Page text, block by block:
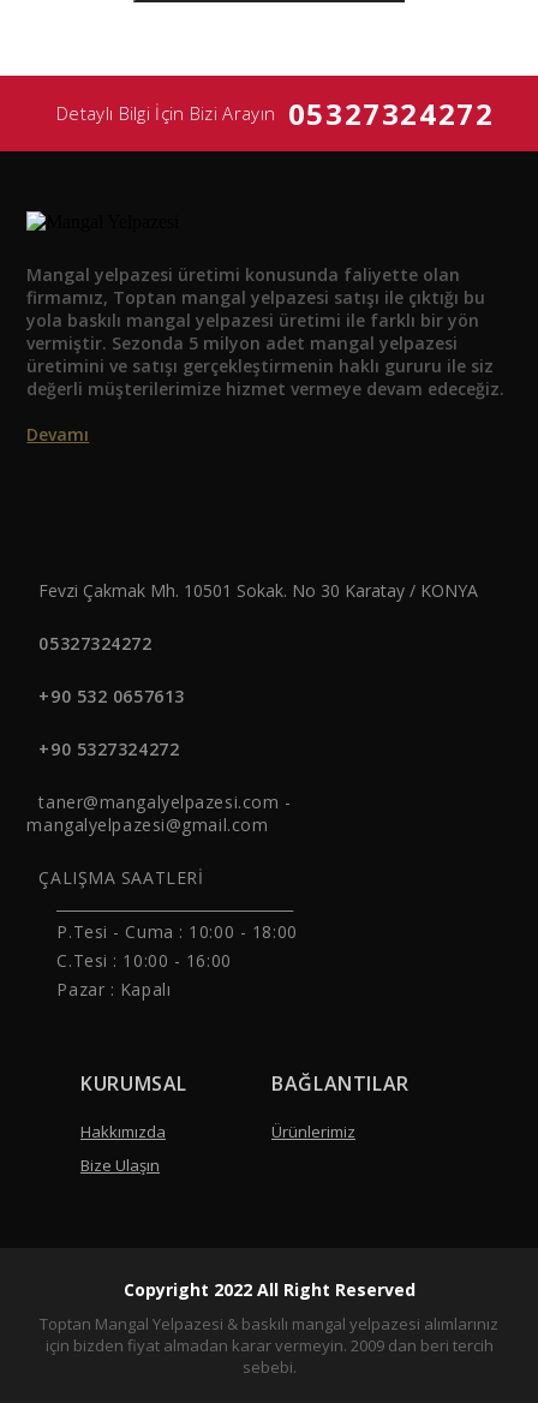
Detaylı Bilgi İçin Bizi Arayın 05327324272
Mangal yelpazesi üretimi konusunda faliyette olan
firmamız, Toptan mangal yelpazesi satışı ile çıktığı bu
yola baskılı mangal yelpazesi üretimi ile farklı bir yön
vermiştir. Sezonda 5 milyon adet mangal yelpazesi
üretimini ve satışı gerçekleştirmenin haklı gururu ile siz
değerli müşterilerimize hizmet vermeye devam edeceğiz.
Devamı
Fevzi Çakmak Mh. 10501 Sokak. No 30 Karatay / KONYA
05327324272
+90 532 0657613
+90 5327324272
taner@mangalyelpazesi.com -
mangalyelpazesi@gmail.com
ÇALIŞMA SAATLERİ
P.Tesi - Cuma : 10:00 - 18:00
C.Tesi : 10:00 - 16:00
Pazar : Kapalı
KURUMSAL
Hakkımızda
Bize Ulaşın
BAĞLANTILAR
Ürünlerimiz
Copyright 2022 All Right Reserved
Toptan Mangal Yelpazesi & baskılı mangal yelpazesi alımlarınız
için bizden fiyat almadan karar vermeyin. 2009 dan beri tercih
sebebi.